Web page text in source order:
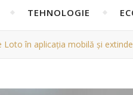
TEHNOLOGIE
Loto în aplicația mobilă și